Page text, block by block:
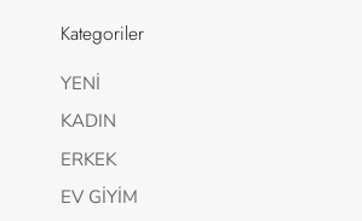
Kategoriler
YENİ
KADIN
ERKEK
EV GİYİM